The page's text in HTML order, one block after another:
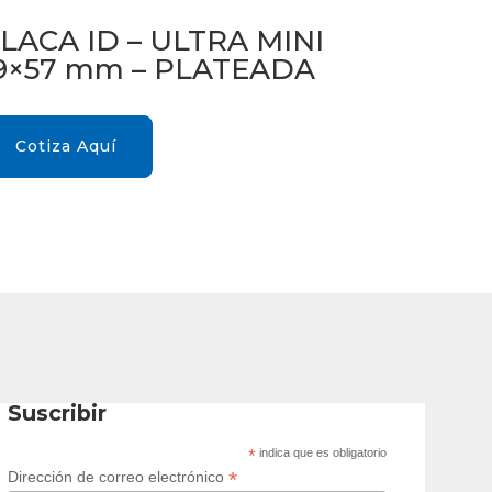
ID – ULTRA MINI
mm – PLATEADA
Cotiza Aquí
Suscribir
* indica que es obligatorio
Dirección de correo electrónico *